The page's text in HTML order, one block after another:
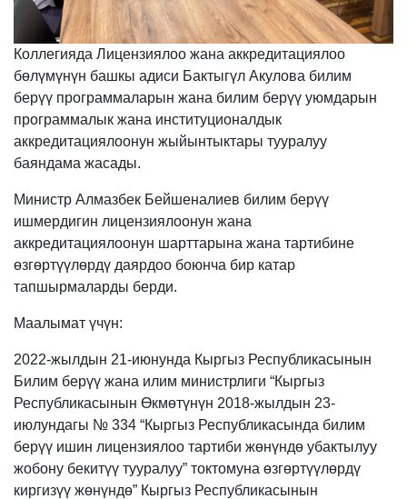
Коллегияда Лицензиялоо жана аккредитациялоо
бөлүмүнүн башкы адиси Бактыгүл Акулова билим
берүү программаларын жана билим берүү уюмдарын
программалык жана институционалдык
аккредитациялоонун жыйынтыктары тууралуу
баяндама жасады.
Министр Алмазбек Бейшеналиев билим берүү
ишмердигин лицензиялоонун жана
аккредитациялоонун шарттарына жана тартибине
өзгөртүүлөрдү даярдоо боюнча бир катар
тапшырмаларды берди.
Маалымат үчүн:
2022-жылдын 21-июнунда Кыргыз Республикасынын
Билим берүү жана илим министрлиги “Кыргыз
Республикасынын Өкмөтүнүн 2018-жылдын 23-
июлундагы № 334 “Кыргыз Республикасында билим
берүү ишин лицензиялоо тартиби жөнүндө убактылуу
жобону бекитүү тууралуу” токтомуна өзгөртүүлөрдү
киргизүү жөнүндө” Кыргыз Республикасынын